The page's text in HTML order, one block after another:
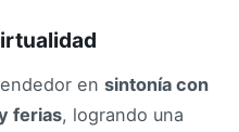
en sintonía con
ferias, logrando una